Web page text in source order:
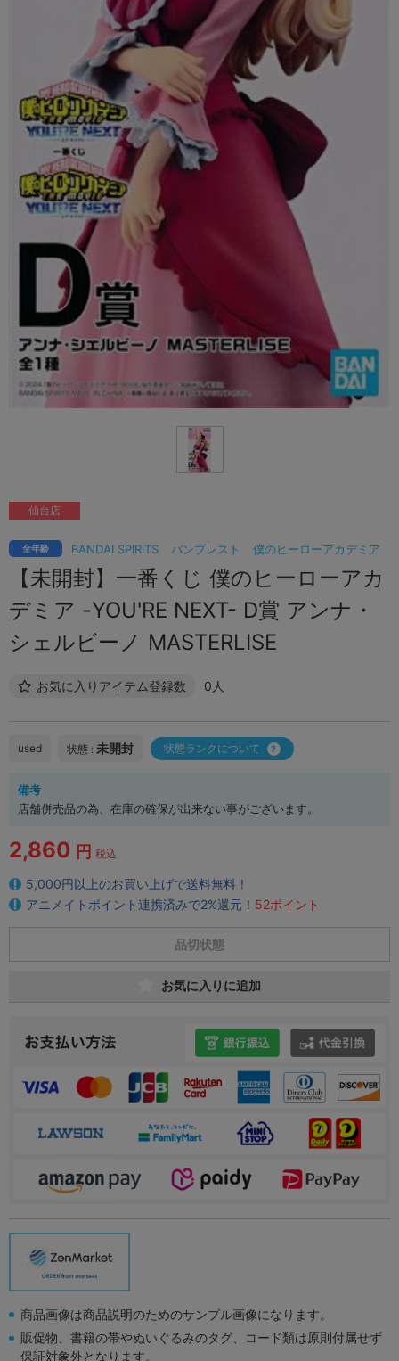
BANDAI SPIRITS バンプレスト 僕のヒーローアカデミア
全年齢
【未開封】一番くじ 僕のヒーローアカ
デミア -YOU'RE NEXT- D賞 アンナ・
シェルビーノ MASTERLISE
お気に入りアイテム登録数 0人
仙台店
used 状態 : 未開封 状態ランクについて
備考
店舗併売品の為、在庫の確保が出来ない事がございます。
2,860 円 税込
5,000円以上のお買い上げで送料無料！
アニメイトポイント連携済みで2%還元！ 52ポイント
品切状態
お気に入りに追加
商品画像は商品説明のためのサンプル画像になります。
販促物、書籍の帯やぬいぐるみのタグ、コード類は原則付属せず
保証対象外となります。